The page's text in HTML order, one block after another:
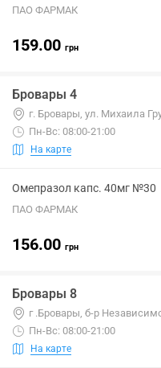
ПАО ФАРМАК
159.00 грн
Бровары 4
г. Бровары, ул. Михаила
Пн-Вс: 08:00-21:00
На карте
Омепразол капс. 40мг №30
ПАО ФАРМАК
156.00 грн
Бровары 8
г .Бровары, б-р
Пн-Вс: 08:00-21:00
На карте